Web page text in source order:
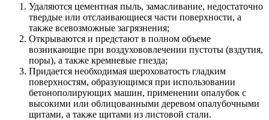
Удаляются цементная пыль, замасливание, недостаточно
твердые или отслаивающиеся части поверхности, а
также всевозможные загрязнения;
Открываются и предстают в полном объеме
возникающие при воздухововлечении пустоты (вздутия,
поры), а также кремневые гнезда;
Придается необходимая шероховатость гладким
поверхностям, образующимся при использовании
бетонополирующих машин, применении опалубок с
высокими или облицованными деревом опалубочными
щитами, а также щитами из листовой стали.